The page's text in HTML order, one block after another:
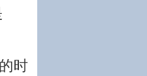
时